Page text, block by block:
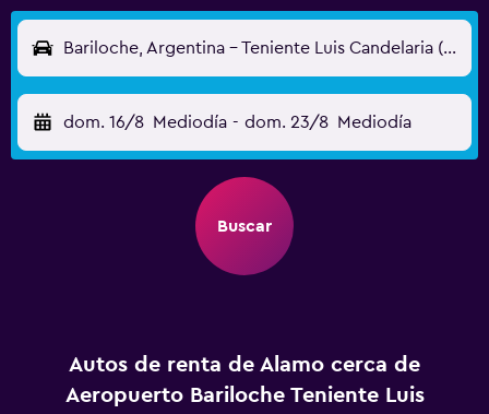
Bariloche, Argentina - Teniente Luis Candelaria (BRC)
dom. 16/8 Mediodía - dom. 23/8 Mediodía
Buscar
Autos de renta de Alamo cerca de
Aeropuerto Bariloche Teniente Luis